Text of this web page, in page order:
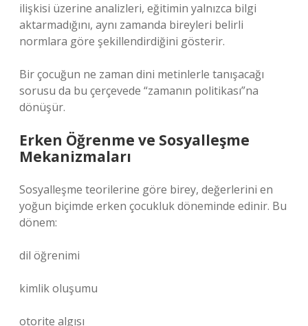
ilişkisi üzerine analizleri, eğitimin yalnızca bilgi
aktarmadığını, aynı zamanda bireyleri belirli
normlara göre şekillendirdiğini gösterir.
Bir çocuğun ne zaman dini metinlerle tanışacağı
sorusu da bu çerçevede “zamanın politikası”na
dönüşür.
Erken Öğrenme ve Sosyalleşme
Mekanizmaları
Sosyalleşme teorilerine göre birey, değerlerini en
yoğun biçimde erken çocukluk döneminde edinir. Bu
dönem:
dil öğrenimi
kimlik oluşumu
otorite algısı